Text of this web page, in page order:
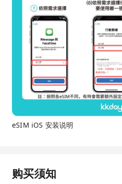
eSIM iOS 安装说明
购买须知